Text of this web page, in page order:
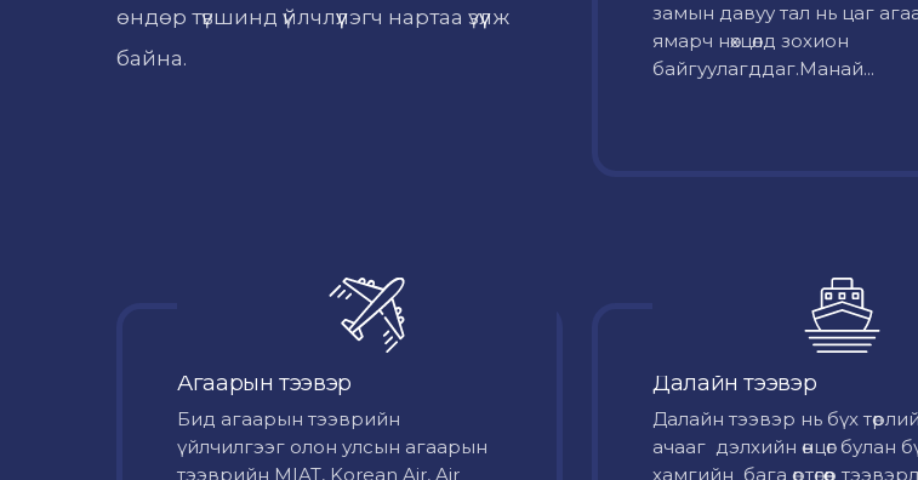
өндөр түвшинд үйлчлүүлэгч нартаа үзүүлж
байна.
замын давуу тал нь цаг
ямарч нөхцөлд зохион
байгуулагддаг.Манай...
Агаарын тээвэр
Бид агаарын тээврийн
үйлчилгээг олон улсын агаарын
тээврийн MIAT, Korean Air, Air
Далайн тээвэр
Далайн тээвэр нь бүх
ачааг дэлхийн өнцөг булан
хамгийн бага өртөгөөр